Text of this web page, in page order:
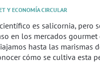
Y ECONOMÍA CIRCULAR
es salicornia, pero
en los mercados gourmet
hasta las marismas
cómo se cultiva esta